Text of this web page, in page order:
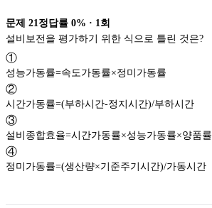
문제 21 정답률 0% · 1 회
설비보전을 평가하기 위한 식으로 틀린 것은?
①
성능가동률=속도가동률×정미가동률
②
시간가동률=(부하시간-정지시간)/부하시간
③
설비종합효율=시간가동률×성능가동률×양품률
④
정미가동률=(생산량×기준주기시간)/가동시간